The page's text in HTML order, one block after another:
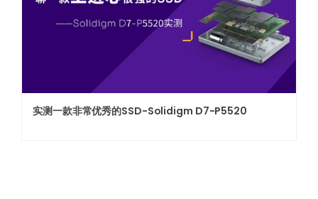
实测一款非常优秀的SSD-Solidigm D7-P5520